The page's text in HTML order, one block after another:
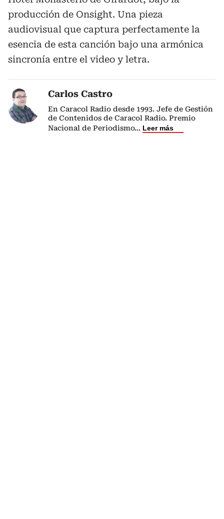
producción de Onsight. Una pieza
audiovisual que captura perfectamente la
esencia de esta canción bajo una armónica
sincronía entre el video y letra.
Carlos Castro
En Caracol Radio desde 1993. Jefe de Gestión
de Contenidos de Caracol Radio. Premio
Nacional de Periodismo... Leer más